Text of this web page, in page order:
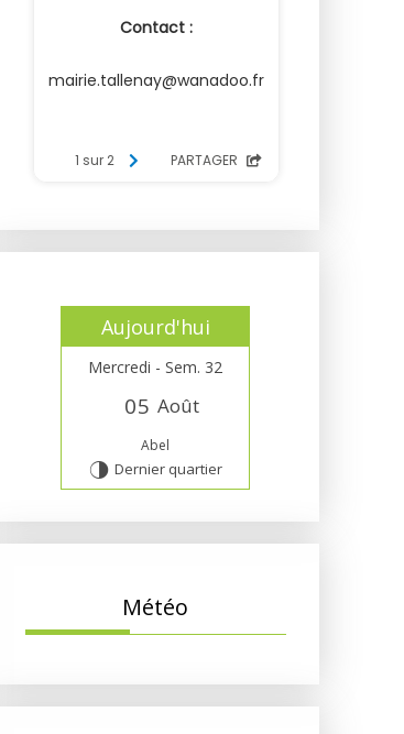
Aujourd'hui
Mercredi - Sem. 32
05 Août
Abel
T Dernier quartier
Météo